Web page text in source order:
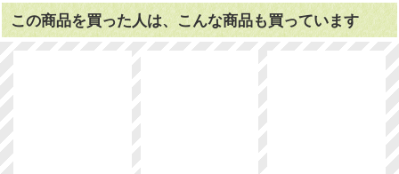
この商品を買った人は、こんな商品も買っています